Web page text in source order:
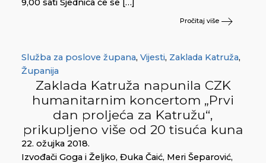
9,00 sati Sjednica će se […]
Pročitaj više
Služba za poslove župana, Vijesti, Zaklada Katruža,
Županija
Zaklada Katruža napunila CZK
humanitarnim koncertom „Prvi
dan proljeća za Katružu“,
prikupljeno više od 20 tisuća kuna
22. ožujka 2018.
Izvođači Goga i Željko, Đuka Čaić, Meri Šeparović,